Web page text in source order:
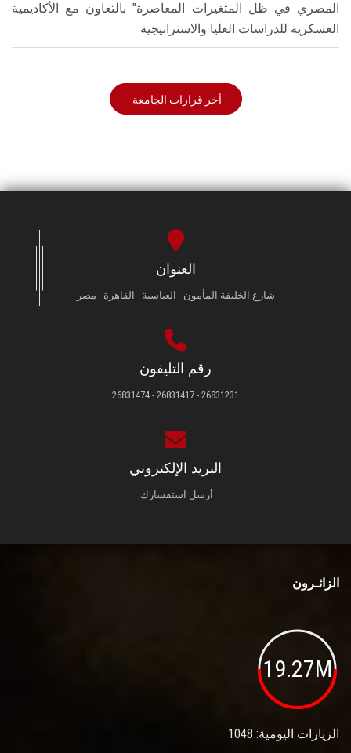
المصري في ظل المتغيرات المعاصرة" بالتعاون مع الأكاديمية
العسكرية للدراسات العليا والاستراتيجية
أخر قرارات الجامعة
العنوان
شارع الخليفة المأمون - العباسية - القاهرة - مصر
رقم التليفون
26831231 - 26831417 - 26831474
البريد الإلكتروني
أرسل استفسارك.
الزائـرون
19.27M
الزيارات اليومية: 1048